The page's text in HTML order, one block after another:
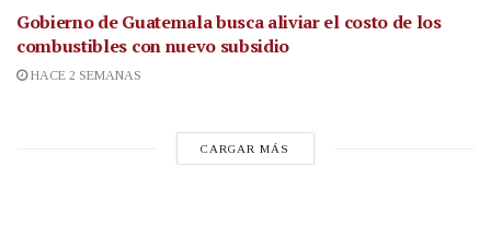
Gobierno de Guatemala busca aliviar el costo de los
combustibles con nuevo subsidio
HACE 2 SEMANAS
CARGAR MÁS